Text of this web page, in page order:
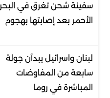
سفينة شحن تغرق في البحر
الأحمر بعد إصابتها بهجوم
لبنان واسرائيل يبدآن جولة
سابعة من المفاوضات
المباشرة في روما